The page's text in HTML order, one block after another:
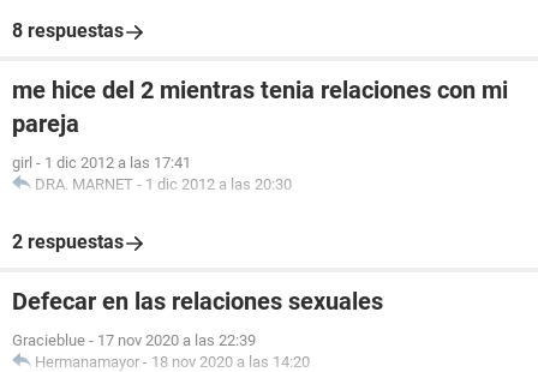
8 respuestas
me hice del 2 mientras tenia relaciones con mi
pareja
girl - 1 dic 2012 a las 17:41
DRA. MARNET - 1 dic 2012 a las 20:30
2 respuestas
Defecar en las relaciones sexuales
Gracieblue - 17 nov 2020 a las 22:39
Hermanamayor - 18 nov 2020 a las 14:20